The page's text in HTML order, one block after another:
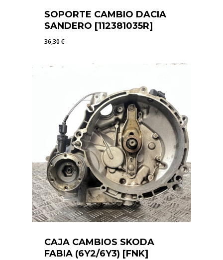
SOPORTE CAMBIO DACIA
SANDERO [112381035R]
36,30€
CAJA CAMBIOS SKODA
FABIA (6Y2/6Y3) [FNK]